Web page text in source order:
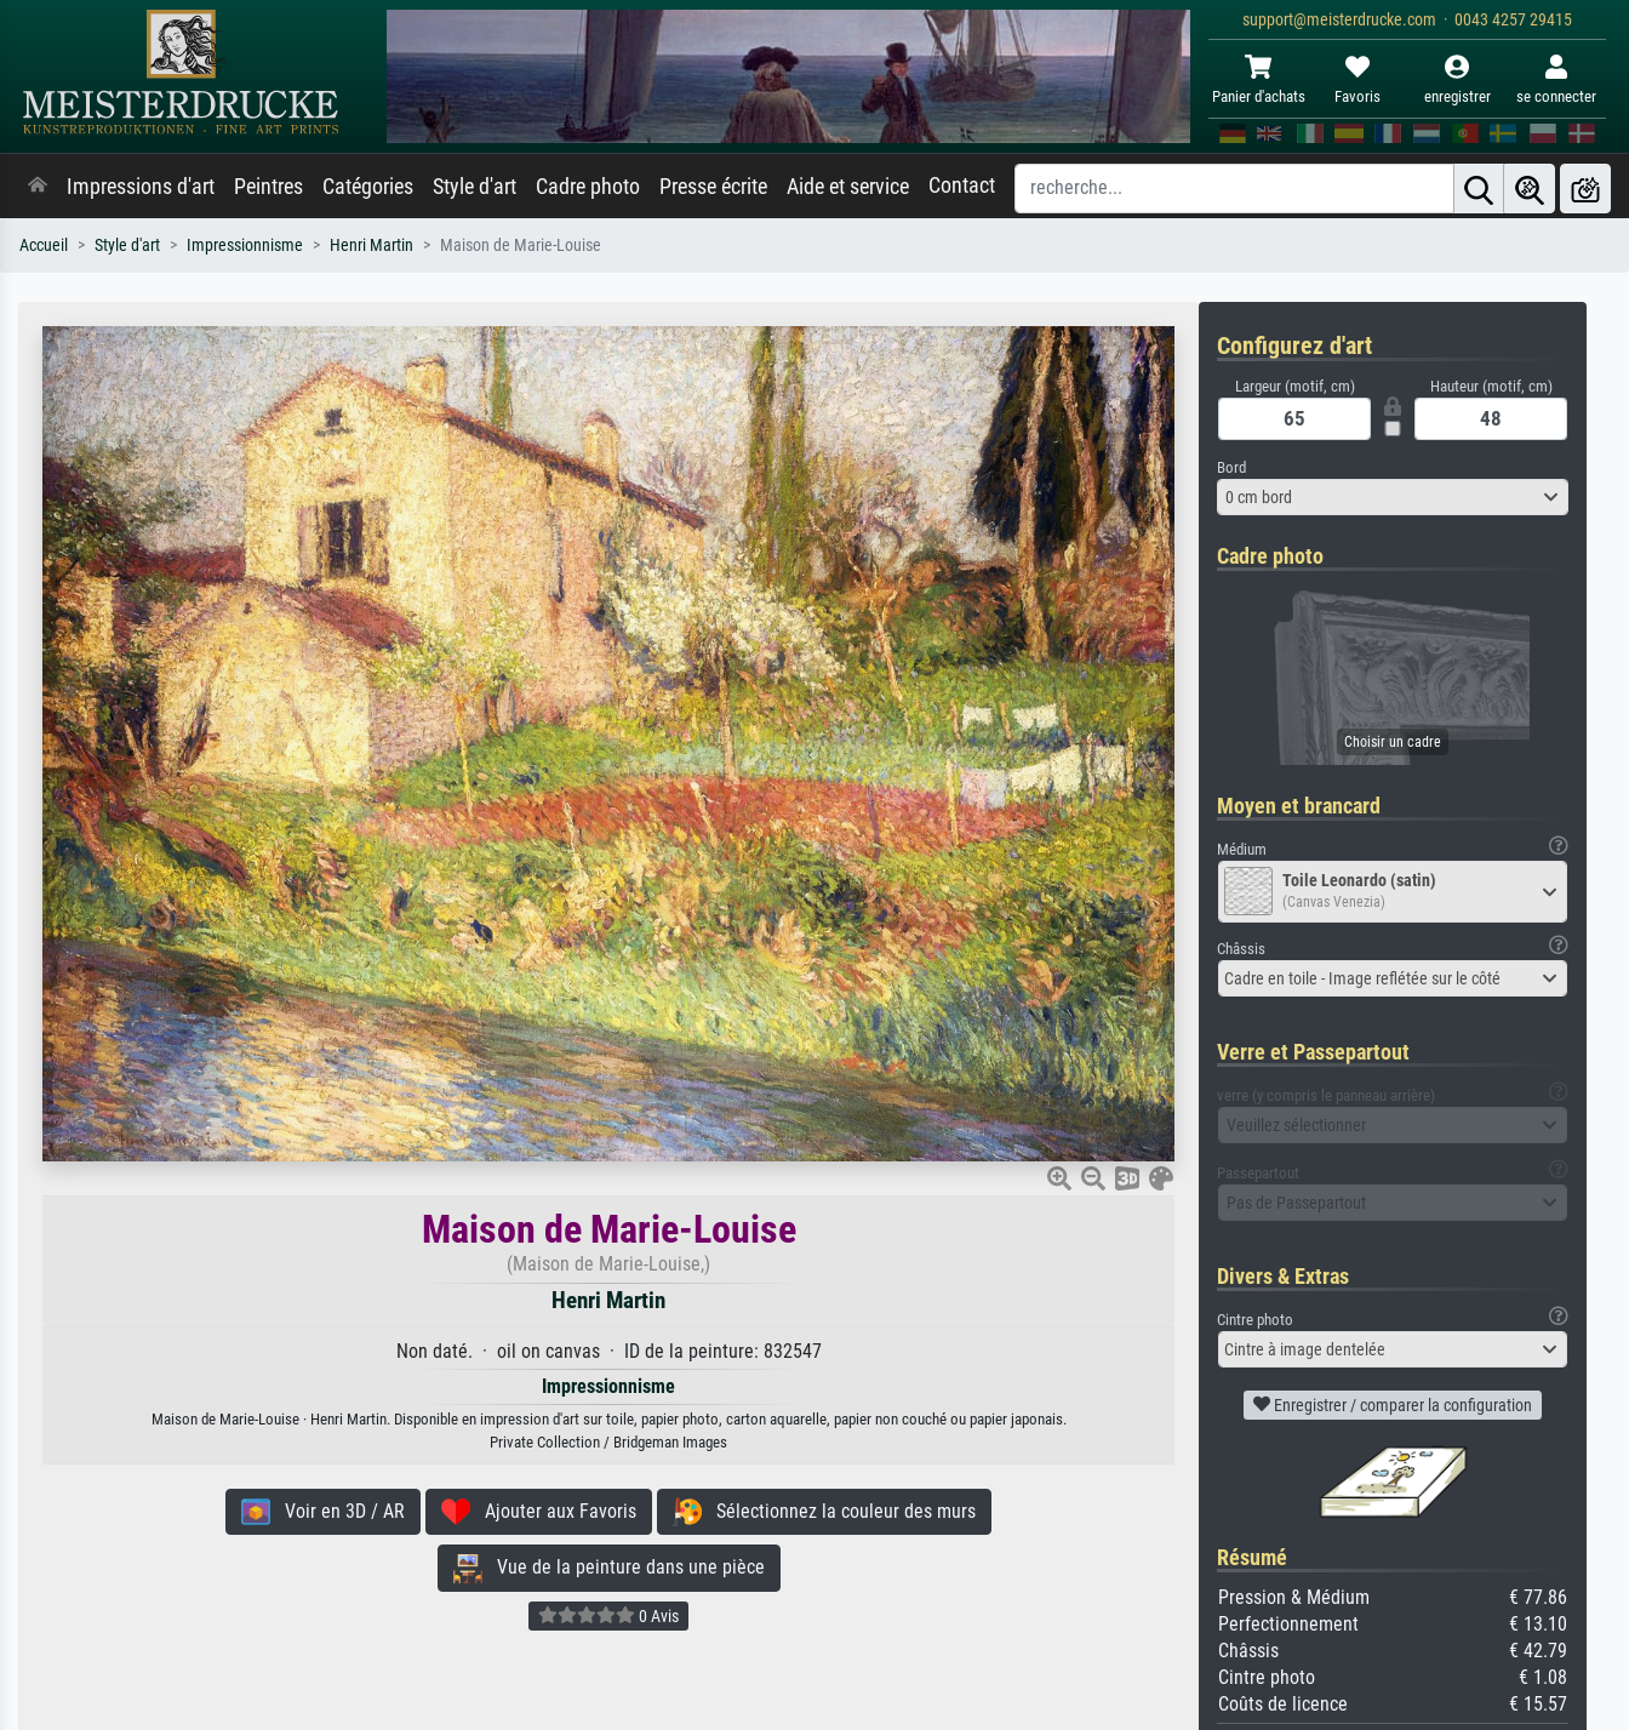
support@meisterdrucke.com · 0043 4257 29415
Panier d'achats Favoris enregistrer se connecter
Impressions d'art Peintres Catégories Style d'art Cadre photo Presse écrite Aide et service Contact
Accueil Style d'art Impressionnisme Henri Martin Maison de Marie-Louise
Maison de Marie-Louise
(Maison de Marie-Louise,)
Henri Martin
Non daté. · oil on canvas · ID de la peinture: 832547
Impressionnisme
Maison de Marie-Louise · Henri Martin. Disponible en impression d'art sur toile, papier photo, carton aquarelle, papier non couché ou papier japonais.
Private Collection / Bridgeman Images
Voir en 3D / AR Ajouter aux Favoris Sélectionnez la couleur des murs
Vue de la peinture dans une pièce
0 Avis
Configurez d'art
Largeur (motif, cm) Hauteur (motif, cm)
Bord
0 cm bord
Cadre photo
Moyen et brancard
Médium
Toile Leonardo (satin)
(Canvas Venezia)
Châssis
Cadre en toile - Image reflétée sur le côté
Verre et Passepartout
verre (y compris le panneau arrière)
Veuillez sélectionner
Passepartout
Pas de Passepartout
Divers & Extras
Cintre photo
Cintre à image dentelée
Enregistrer / comparer la configuration
Résumé
Pression & Médium
€ 77.86
Perfectionnement
€ 13.10
Châssis
€ 42.79
Cintre photo
€ 1.08
Coûts de licence
€ 15.57